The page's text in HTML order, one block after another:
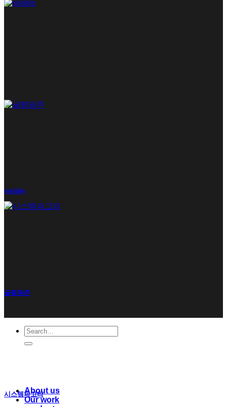
visible
글램핑존
시스템파고라
Search
for:
About us
Our work